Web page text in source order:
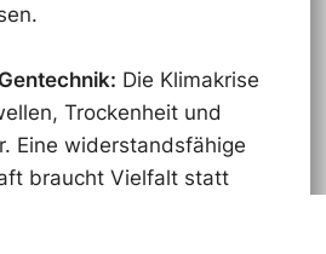
Die Klimakrise
Trockenheit und
Eine widerstandsfähige
braucht Vielfalt statt